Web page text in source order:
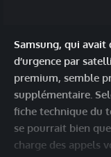
Samsung, qui avait
d’urgence par
premium, semble
supplémentaire.
fiche technique du
se pourrait bien
charge des appels